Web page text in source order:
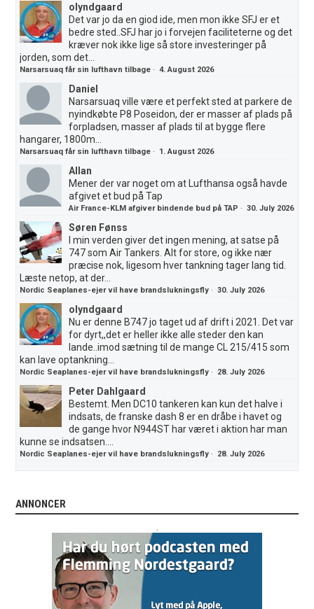
olyndgaard
Det var jo da en giod ide, men mon ikke SFJ er et
bedre sted..SFJ har jo i forvejen faciliteterne og det
kræver nok ikke lige så store investeringer på
jorden, som det...
Narsarsuaq får sin lufthavn tilbage ·4. August 2026
Daniel
Narsarsuaq ville være et perfekt sted at parkere de
nyindkøbte P8 Poseidon, der er masser af plads på
forpladsen, masser af plads til at bygge flere
hangarer, 1800m...
Narsarsuaq får sin lufthavn tilbage · 1. August 2026
Allan
Mener der var noget om at Lufthansa også havde
afgivet et bud på Tap
Air France-KLM afgiver bindende bud på TAP ·30. July 2026
Søren Fønss
I min verden giver det ingen mening, at satse på
747 som Air Tankers. Alt for store, og ikke nær
præcise nok, ligesom hver tankning tager lang tid.
Læste netop, at der...
Nordic Seaplanes-ejer vil have brandslukningsfly ·30. July 2026
olyndgaard
Nu er denne B747 jo taget ud af drift i 2021. Det var
for dyrt,,det er heller ikke alle steder den kan
lande..imod sætning til de mange CL 215/415 som
kan lave optankning...
Nordic Seaplanes-ejer vil have brandslukningsfly · 28. July 2026
Peter Dahlgaard
Bestemt. Men DC10 tankeren kan kun det halve i
indsats, de franske dash 8 er en dråbe i havet og
de gange hvor N944ST har været i aktion har man
kunne se indsatsen....
Nordic Seaplanes-ejer vil have brandslukningsfly · 28. July 2026
ANNONCER